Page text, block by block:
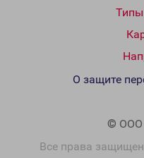
Типы
© ООО
Все права
О защите